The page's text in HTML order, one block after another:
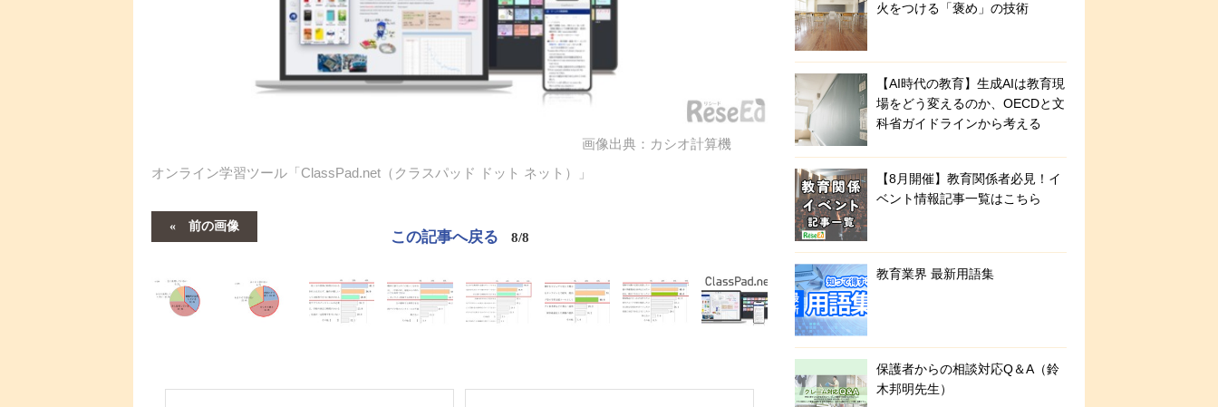
画像出典：カシオ計算機
オンライン学習ツール「ClassPad.net（クラスパッド ドット ネット）」
前の画像
この記事へ戻る 8/8
火をつける「褒め」の技術
【AI時代の教育】生成AIは教育現
場をどう変えるのか、OECDと文
科省ガイドラインから考える
【8月開催】教育関係者必見！イ
ベント情報記事一覧はこちら
教育業界 最新用語集
保護者からの相談対応Q＆A（鈴
木邦明先生）